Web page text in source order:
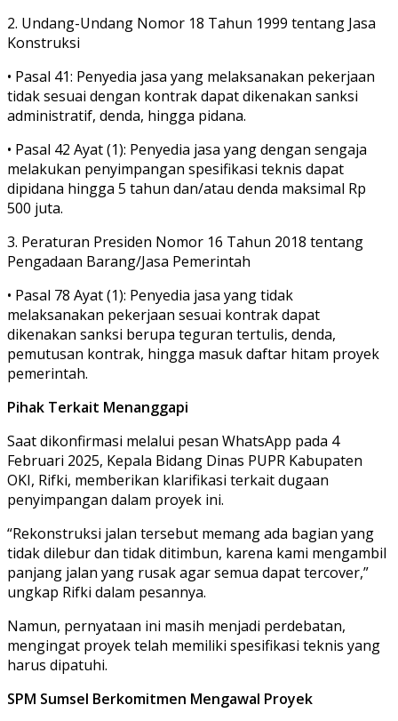
2. Undang-Undang Nomor 18 Tahun 1999 tentang Jasa
Konstruksi
• Pasal 41: Penyedia jasa yang melaksanakan pekerjaan
tidak sesuai dengan kontrak dapat dikenakan sanksi
administratif, denda, hingga pidana.
• Pasal 42 Ayat (1): Penyedia jasa yang dengan sengaja
melakukan penyimpangan spesifikasi teknis dapat
dipidana hingga 5 tahun dan/atau denda maksimal Rp
500 juta.
3. Peraturan Presiden Nomor 16 Tahun 2018 tentang
Pengadaan Barang/Jasa Pemerintah
• Pasal 78 Ayat (1): Penyedia jasa yang tidak
melaksanakan pekerjaan sesuai kontrak dapat
dikenakan sanksi berupa teguran tertulis, denda,
pemutusan kontrak, hingga masuk daftar hitam proyek
pemerintah.
Pihak Terkait Menanggapi
Saat dikonfirmasi melalui pesan WhatsApp pada 4
Februari 2025, Kepala Bidang Dinas PUPR Kabupaten
OKI, Rifki, memberikan klarifikasi terkait dugaan
penyimpangan dalam proyek ini.
“Rekonstruksi jalan tersebut memang ada bagian yang
tidak dilebur dan tidak ditimbun, karena kami mengambil
panjang jalan yang rusak agar semua dapat tercover,”
ungkap Rifki dalam pesannya.
Namun, pernyataan ini masih menjadi perdebatan,
mengingat proyek telah memiliki spesifikasi teknis yang
harus dipatuhi.
SPM Sumsel Berkomitmen Mengawal Proyek